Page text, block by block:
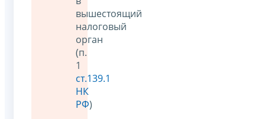
вышестоящий
налоговый
орган
(п.
1
ст.139.1
НК
РФ)